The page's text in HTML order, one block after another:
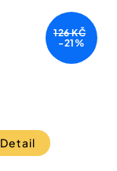
126 KČ
-21%
Detail